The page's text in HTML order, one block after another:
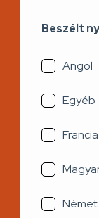
Beszélt
Angol
Egyéb
Francia
Német